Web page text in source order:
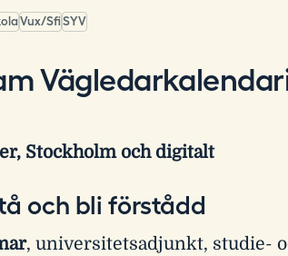
Vux/Sfi SYV
Stockholm och digitalt
och bli förstådd
, universitetsadjunkt, studie-